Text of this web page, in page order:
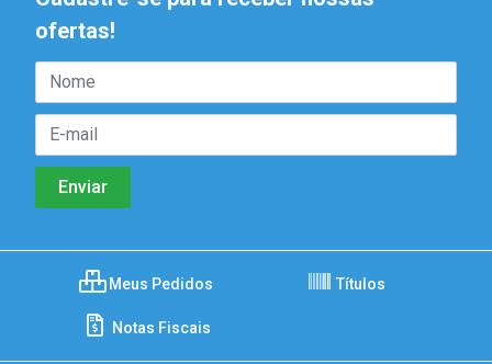
ofertas!
Meus Pedidos Títulos
Notas Fiscais